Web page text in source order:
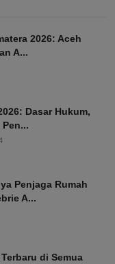
2026: Aceh
A...
Dasar Hukum,
Penjaga Rumah
A...
di Semua